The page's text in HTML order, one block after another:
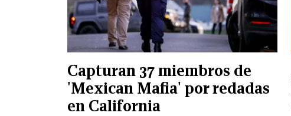
Capturan 37 miembros de
'Mexican Mafia' por redadas
en California